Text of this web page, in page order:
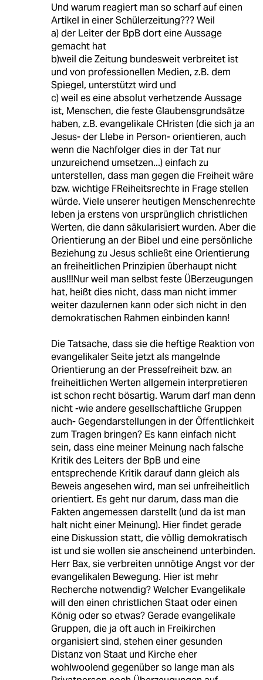
Und warum reagiert man so scharf auf einen
Artikel in einer Schülerzeitung??? Weil
a) der Leiter der BpB dort eine Aussage
gemacht hat
b)weil die Zeitung bundesweit verbreitet ist
und von professionellen Medien, z.B. dem
Spiegel, unterstützt wird und
c) weil es eine absolut verhetzende Aussage
ist, Menschen, die feste Glaubensgrundsätze
haben, z.B. evangelikale CHristen (die sich ja an
Jesus- der LIebe in Person- orientieren, auch
wenn die Nachfolger dies in der Tat nur
unzureichend umsetzen...) einfach zu
unterstellen, dass man gegen die Freiheit wäre
bzw. wichtige FReiheitsrechte in Frage stellen
würde. Viele unserer heutigen Menschenrechte
leben ja erstens von ursprünglich christlichen
Werten, die dann säkularisiert wurden. Aber die
Orientierung an der Bibel und eine persönliche
Beziehung zu Jesus schließt eine Orientierung
an freiheitlichen Prinzipien überhaupt nicht
aus!!!Nur weil man selbst feste ÜBerzeugungen
hat, heißt dies nicht, dass man nicht immer
weiter dazulernen kann oder sich nicht in den
demokratischen Rahmen einbinden kann!
Die Tatsache, dass sie die heftige Reaktion von
evangelikaler Seite jetzt als mangelnde
Orientierung an der Pressefreiheit bzw. an
freiheitlichen Werten allgemein interpretieren
ist schon recht bösartig. Warum darf man denn
nicht -wie andere gesellschaftliche Gruppen
auch- Gegendarstellungen in der Öffentlichkeit
zum Tragen bringen? Es kann einfach nicht
sein, dass eine meiner Meinung nach falsche
Kritik des Leiters der BpB und eine
entsprechende Kritik darauf dann gleich als
Beweis angesehen wird, man sei unfreiheitlich
orientiert. Es geht nur darum, dass man die
Fakten angemessen darstellt (und da ist man
halt nicht einer Meinung). Hier findet gerade
eine Diskussion statt, die völlig demokratisch
ist und sie wollen sie anscheinend unterbinden.
Herr Bax, sie verbreiten unnötige Angst vor der
evangelikalen Bewegung. Hier ist mehr
Recherche notwendig? Welcher Evangelikale
will den einen christlichen Staat oder einen
König oder so etwas? Gerade evangelikale
Gruppen, die ja oft auch in Freikirchen
organisiert sind, stehen einer gesunden
Distanz von Staat und Kirche eher
wohlwoolend gegenüber so lange man als